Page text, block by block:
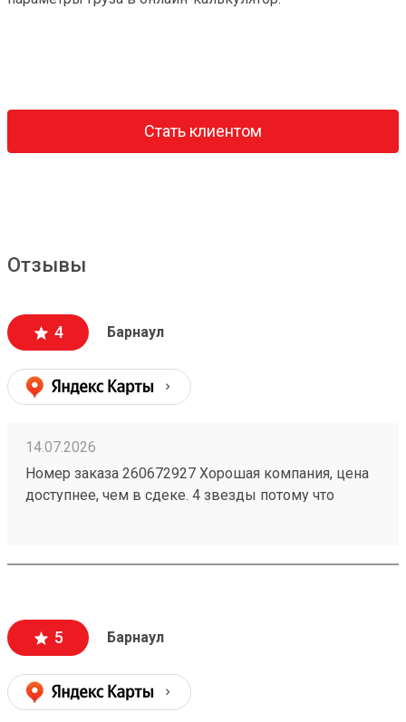
Стать клиентом
Отзывы
4 Барнаул
14.07.2026
Номер заказа 260672927 Хорошая компания, цена
доступнее, чем в сдеке. 4 звезды потому что
5 Барнаул